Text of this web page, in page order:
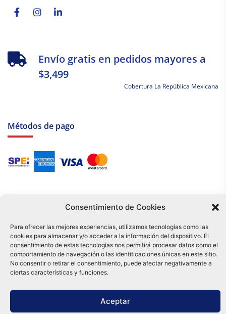
Consentimiento de Cookies
Para ofrecer las mejores experiencias, utilizamos tecnologías como las
cookies para almacenar y/o acceder a la información del dispositivo. El
consentimiento de estas tecnologías nos permitirá procesar datos como el
comportamiento de navegación o las identificaciones únicas en este sitio.
No consentir o retirar el consentimiento, puede afectar negativamente a
ciertas características y funciones.
Aceptar
f
Envío gratis en pedidos mayores a
$3,499
Cobertura La República Mexicana
Métodos de pago
Tu compra es respaldada por nuestro certificado SSL y operada bajo las
mejores prácticas de seguridad.
Distribuidora Tamex - México
e-commerce